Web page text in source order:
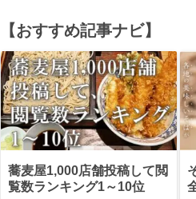
【おすすめ記事ナビ】
蕎麦屋1,000店舗投稿して閲
覧数ランキング1～10位